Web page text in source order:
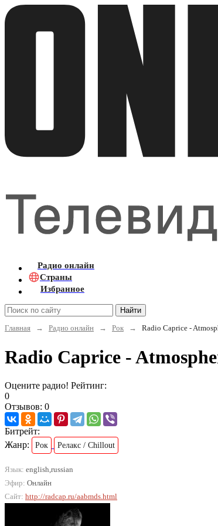
Радио онлайн
Страны
Избранное
Найти
Главная
→ Радио онлайн → Рок → Radio Caprice -
Radio Caprice -
Оцените радио! Рейтинг:
0
Отзывов: 0
Битрейт:
Жанр:
Рок Релакс / Chillout
Язык: english,russian
Эфир: Онлайн
Сайт: http://radcap.ru/aabmds.html